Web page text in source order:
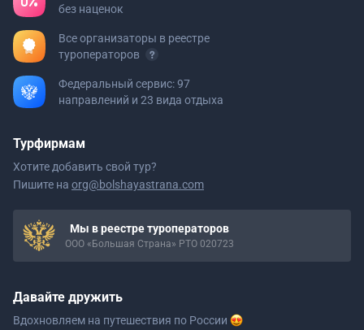
без наценок
Все организаторы в реестре
туроператоров
Федеральный сервис: 97
направлений и 23 вида отдыха
Турфирмам
Хотите добавить свой тур?
Пишите на org@bolshayastrana.com
Мы в реестре туроператоров
ООО «Большая Страна» РТО 020723
Давайте дружить
Вдохновляем на путешествия по России